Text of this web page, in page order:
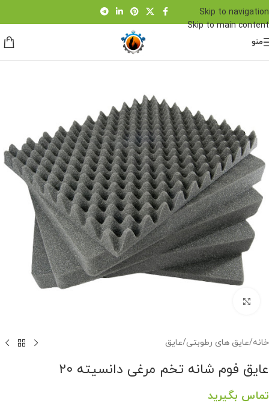
Skip to navigation
Skip to main content
منو
خانه/عایق های رطوبتی/عایق
عایق فوم شانه تخم مرغی دانسیته ۲۰
تماس بگیرید